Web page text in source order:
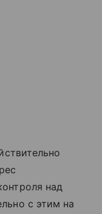
над
с этим на